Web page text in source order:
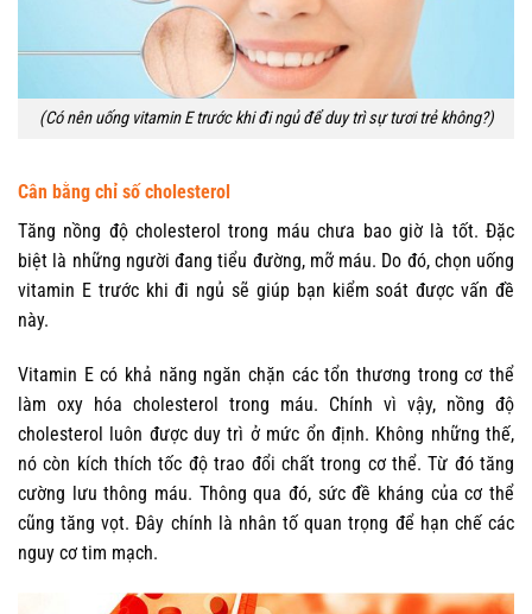
(Có nên uống vitamin E trước khi đi ngủ để duy trì sự tươi trẻ không?)
Cân bằng chỉ số cholesterol
Tăng nồng độ cholesterol trong máu chưa bao giờ là tốt. Đặc
biệt là những người đang tiểu đường, mỡ máu. Do đó, chọn uống
vitamin E trước khi đi ngủ sẽ giúp bạn kiểm soát được vấn đề
này.
Vitamin E có khả năng ngăn chặn các tổn thương trong cơ thể
làm oxy hóa cholesterol trong máu. Chính vì vậy, nồng độ
cholesterol luôn được duy trì ở mức ổn định. Không những thế,
nó còn kích thích tốc độ trao đổi chất trong cơ thể. Từ đó tăng
cường lưu thông máu. Thông qua đó, sức đề kháng của cơ thể
cũng tăng vọt. Đây chính là nhân tố quan trọng để hạn chế các
nguy cơ tim mạch.